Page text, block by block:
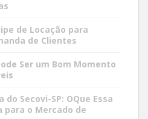
de Locação para
de Clientes
Ser um Bom Momento
Secovi-SP: OQue Essa
para o Mercado de